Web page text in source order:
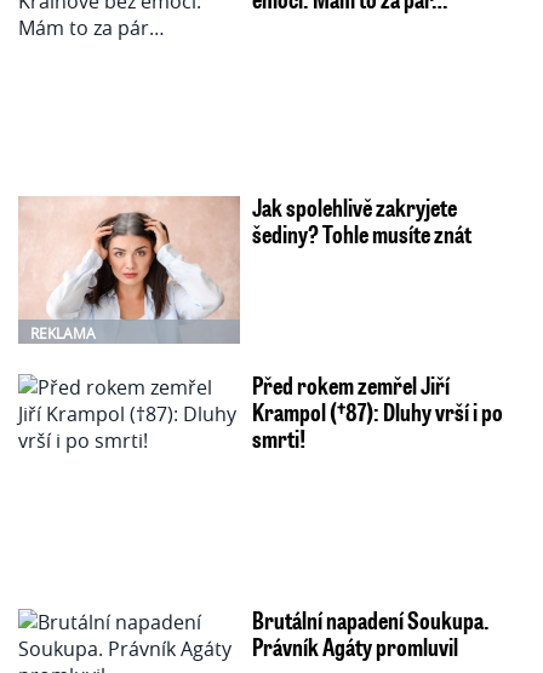
REKLAMA
Jak spolehlivě zakryjete
šediny? Tohle musíte znát
Před rokem zemřel Jiří
Krampol (†87): Dluhy vrší i po
smrti!
Brutální napadení Soukupa.
Právník Agáty promluvil